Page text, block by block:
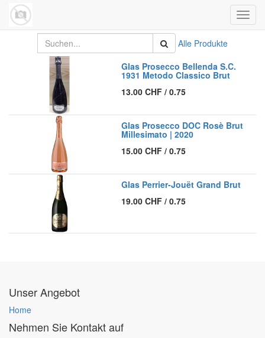
Alle Produkte
Glas Prosecco Bellenda S.C.
1931 Metodo Classico Brut
13.00 CHF / 0.75
Glas Prosecco DOC Rosè Brut
Millesimato | 2020
15.00 CHF / 0.75
Glas Perrier-Jouët Grand Brut
19.00 CHF / 0.75
Unser Angebot
Home
Nehmen Sie Kontakt auf